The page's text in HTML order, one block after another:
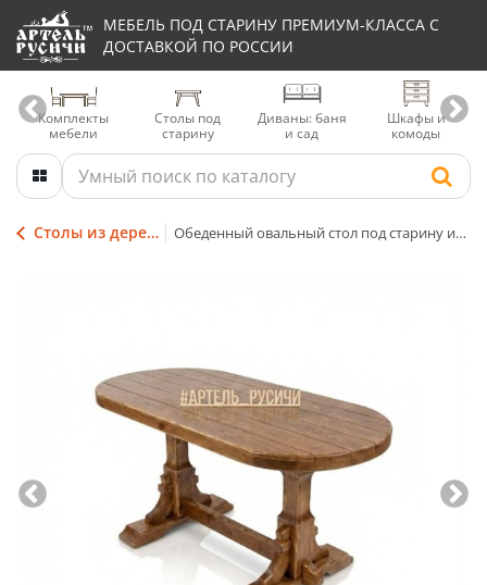
МЕБЕЛЬ ПОД СТАРИНУ ПРЕМИУМ-КЛАССА С
ДОСТАВКОЙ ПО РОССИИ
Комплекты
мебели
Столы под
старину
Диваны: баня
и сад
Шкафы и
комоды
Столы из дерева под старину Обеденный овальный стол под старину из массива дерева «Смоленский»